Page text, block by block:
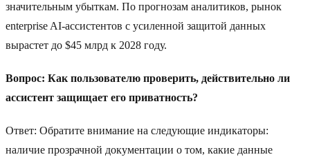
значительным убыткам. По прогнозам аналитиков, рынок
enterprise AI-ассистентов с усиленной защитой данных
вырастет до $45 млрд к 2028 году.
Вопрос: Как пользователю проверить, действительно ли
ассистент защищает его приватность?
Ответ: Обратите внимание на следующие индикаторы:
наличие прозрачной документации о том, какие данные